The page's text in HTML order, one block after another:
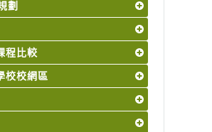
劃
程比較
校校網區